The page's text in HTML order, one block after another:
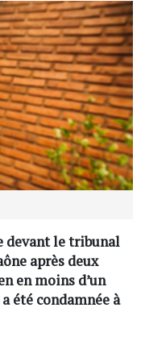
devant le tribunal
après deux
en moins d’un
été condamnée à